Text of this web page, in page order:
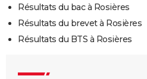
Résultats du bac à Rosières
Résultats du brevet à Rosières
Résultats du BTS à Rosières